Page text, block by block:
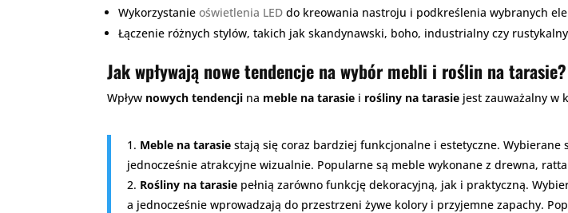
Wykorzystanieoświetlenia LED do kreowania nastroju i podkreślenia wybranych
Łączenie różnych stylów, takich jak skandynawski, boho, industrialny czy
Jak wpływają nowe tendencje na wybór mebli i roślin na tarasie?
Wpływ nowych tendencji na meble na tarasie i rośliny na tarasie jest zauważalny w
1. Meble na tarasie stają się coraz bardziej funkcjonalne i estetyczne.
jednocześnie atrakcyjne wizualnie. Popularne są meble wykonane z drewna,
2. Rośliny na tarasie pełnią zarówno funkcję dekoracyjną, jak i praktyczną.
a jednocześnie wprowadzają do przestrzeni żywe kolory i przyjemne zapachy.